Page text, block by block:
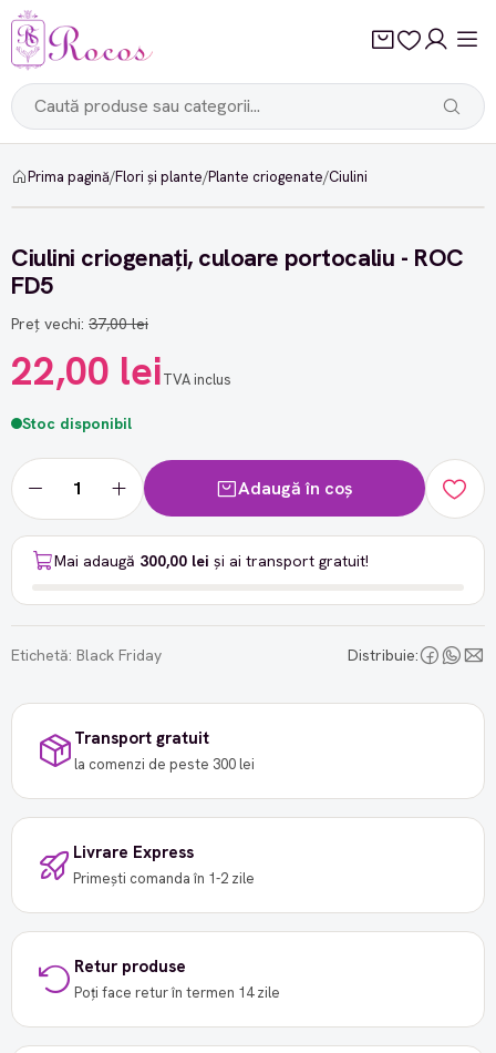
Prima pagină/Flori și plante/Plante criogenate/Ciulini
-40%
Ciulini criogenați, culoare portocaliu - ROC
FD5
Preț vechi: 37,00 lei
22,00 leiTVA inclus
Stoc disponibil
Adaugă în coș
Mai adaugă 300,00 lei și ai transport gratuit!
Etichetă: Black Friday Distribuie:
Transport gratuit
la comenzi de peste 300 lei
Livrare Express
Primești comanda în 1-2 zile
Retur produse
Poți face retur în termen 14 zile